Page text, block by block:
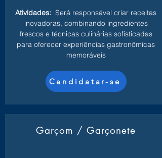
Atividades: Será responsável criar receitas
inovadoras, combinando ingredientes
frescos e técnicas culinárias sofisticadas
para oferecer experiências gastronômicas
memoráveis
Candidatar-se
Garçom / Garçonete